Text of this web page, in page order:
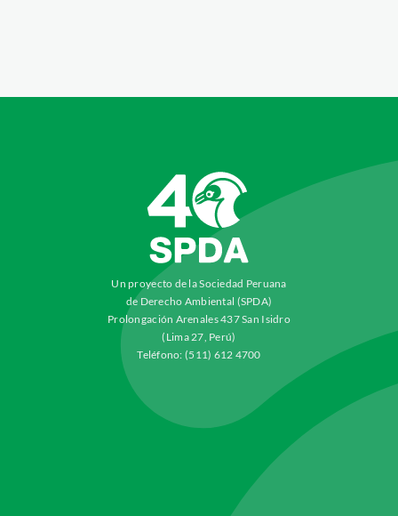
Un proyecto de la Sociedad Peruana
de Derecho Ambiental (SPDA)
Prolongación Arenales 437 San Isidro
(Lima 27, Perú)
Teléfono: (511) 612 4700